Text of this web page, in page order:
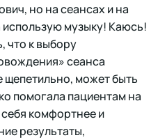
но на сеансах и на
использую музыку! Каюсь!
что к выбору
сеанса
может быть
помогала пациентам на
комфортнее и
результаты,